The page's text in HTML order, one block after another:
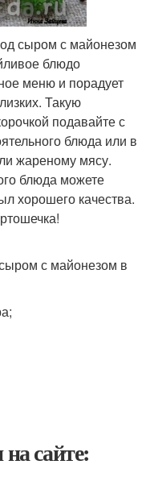
сыром с майонезом
блюдо
меню и порадует
Такую
подавайте с
блюда или в
жареному мясу.
блюда можете
хорошего качества.
с майонезом в
сайте: